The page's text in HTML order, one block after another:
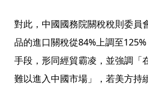
對此，中國國務院關稅稅則委員
品的進口關稅從84%上調至
手段，形同經貿霸凌，並強調「
難以進入中國市場」，若美方持